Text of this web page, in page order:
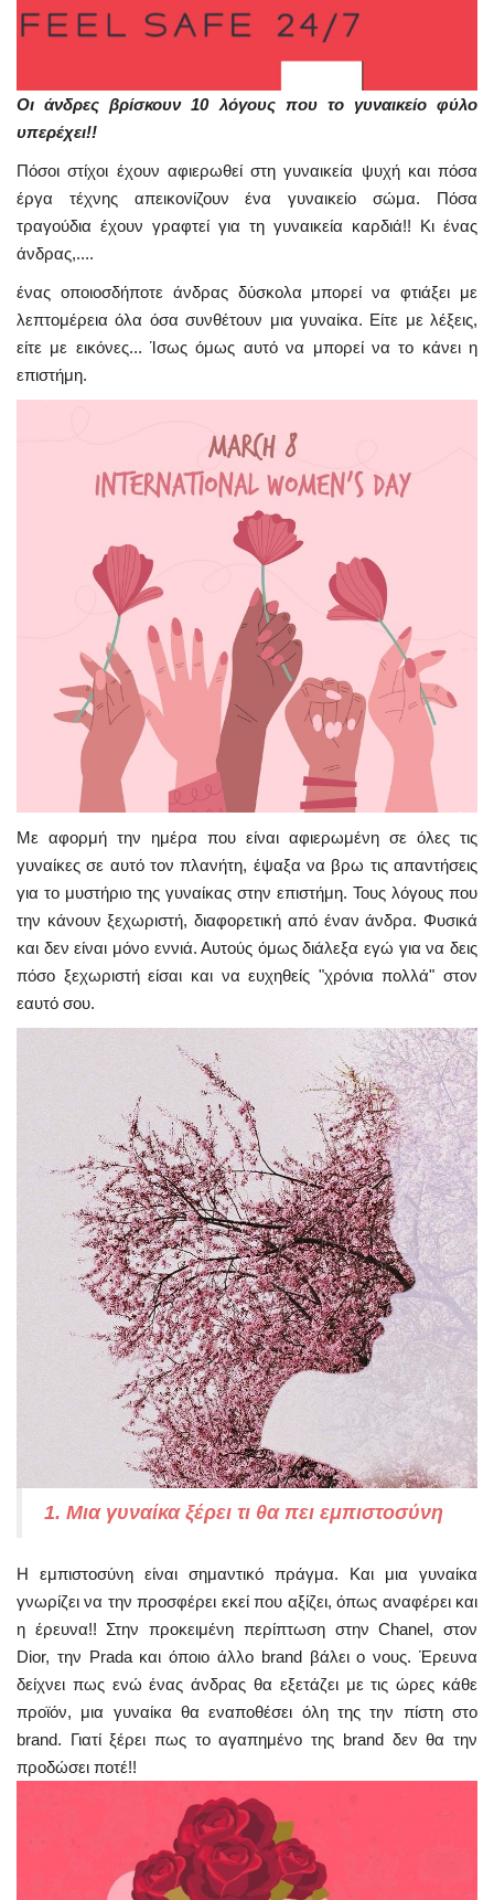
Οι άνδρες βρίσκουν 10 λόγους που το γυναικείο φύλο
υπερέχει!!
Πόσοι στίχοι έχουν αφιερωθεί στη γυναικεία ψυχή και πόσα
έργα τέχνης απεικονίζουν ένα γυναικείο σώμα. Πόσα
τραγούδια έχουν γραφτεί για τη γυναικεία καρδιά!! Κι ένας
άνδρας,....
ένας οποιοσδήποτε άνδρας δύσκολα μπορεί να φτιάξει με
λεπτομέρεια όλα όσα συνθέτουν μια γυναίκα. Είτε με λέξεις,
είτε με εικόνες... Ίσως όμως αυτό να μπορεί να το κάνει η
επιστήμη.
Με αφορμή την ημέρα που είναι αφιερωμένη σε όλες τις
γυναίκες σε αυτό τον πλανήτη, έψαξα να βρω τις απαντήσεις
για το μυστήριο της γυναίκας στην επιστήμη. Τους λόγους που
την κάνουν ξεχωριστή, διαφορετική από έναν άνδρα. Φυσικά
και δεν είναι μόνο εννιά. Αυτούς όμως διάλεξα εγώ για να δεις
πόσο ξεχωριστή είσαι και να ευχηθείς "χρόνια πολλά" στον
εαυτό σου.
1. Μια γυναίκα ξέρει τι θα πει εμπιστοσύνη
Η εμπιστοσύνη είναι σημαντικό πράγμα. Και μια γυναίκα
γνωρίζει να την προσφέρει εκεί που αξίζει, όπως αναφέρει και
η έρευνα!! Στην προκειμένη περίπτωση στην Chanel, στον
Dior, την Prada και όποιο άλλο brand βάλει ο νους. Έρευνα
δείχνει πως ενώ ένας άνδρας θα εξετάζει με τις ώρες κάθε
προϊόν, μια γυναίκα θα εναποθέσει όλη της την πίστη στο
brand. Γιατί ξέρει πως το αγαπημένο της brand δεν θα την
προδώσει ποτέ!!